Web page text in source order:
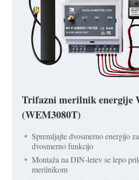
Trifazni merilnik energije
(WEM3080T)
Spremljajte dvosmerno energijo
dvosmerno funkcijo
Montaža na DIN-letev se lepo
merilnikom